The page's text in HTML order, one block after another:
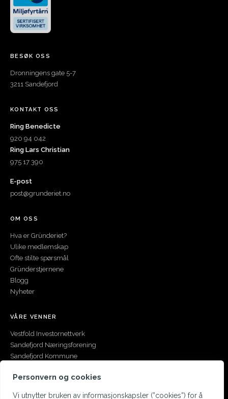
Personvern og cookies
Vi utnytter bruken av informasjonskapsler (”cookies”) for å
BESØK OSS
Dronningens gate 5-7
3211 Sandefjord
KONTAKT OSS
Ring Benedicte
920 94 042
Ring Lars Christian
975 17 390
E-post
post@grunderiet.no
OM OSS
Hva er Gründeriet?
Ulike medlemskap
Ofte stilte spørsmål
Gründerstjernene
Blogg
Nyheter
VÅRE VENNER
Vestfold Investornettverk
Sandefjord Næringsforening
Sandefjord Kommune
Forskningsrådet